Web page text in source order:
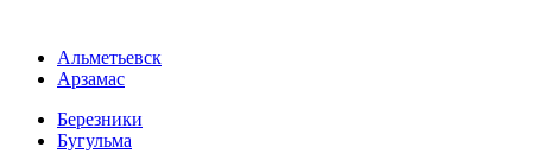
Альметьевск
Арзамас
Березники
Бугульма